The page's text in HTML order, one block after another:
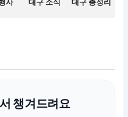
사 대구 소식 대구 총정리
챙겨드려요